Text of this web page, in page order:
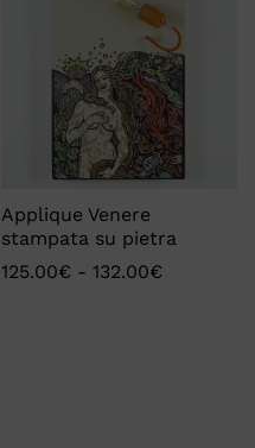
Applique Venere
stampata su pietra
125.00€ - 132.00€